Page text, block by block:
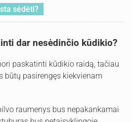
sėdėti?
dar nesėdinčio kūdikio?
paskatinti kūdikio raidą, tačiau
būtų pasirengęs kiekvienam
raumenys bus nepakankamai